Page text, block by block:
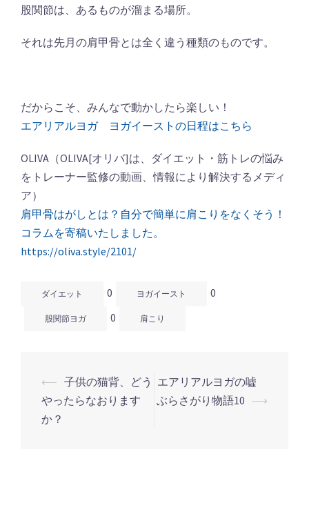
股関節は、あるものが溜まる場所。
それは先月の肩甲骨とは全く違う種類のものです。
だからこそ、みんなで動かしたら楽しい！
エアリアルヨガ ヨガイーストの日程はこちら
OLIVA（OLIVA[オリバ]は、ダイエット・筋トレの悩み
をトレーナー監修の動画、情報により解決するメディ
ア）
肩甲骨はがしとは？自分で簡単に肩こりをなくそう！
コラムを寄稿いたしました。
https://oliva.style/2101/
ダイエット 0 ヨガイースト 0
股関節ヨガ 0 肩こり
投
稿
ナ
⟵ 子供の猫背、どう
やったらなおります
か？
エアリアルヨガの嘘
ぶらさがり物語10 ⟶